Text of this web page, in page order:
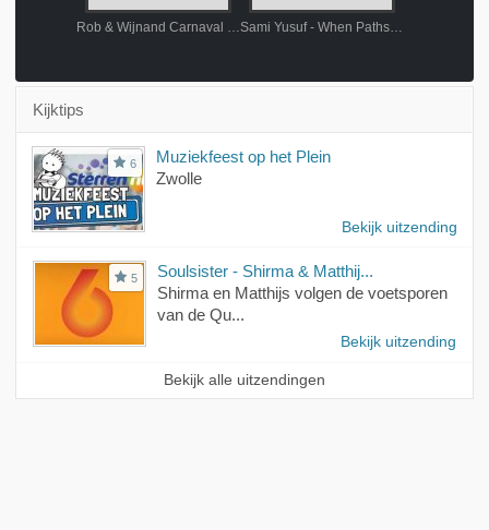
Rob & Wijnand Carnaval Countdown 2024 Sami Yusuf - When Paths Meet
Kijktips
6
Muziekfeest op het Plein
Zwolle
Bekijk uitzending
5
Soulsister - Shirma & Matthij...
Shirma en Matthijs volgen de voetsporen
van de Qu...
Bekijk uitzending
Bekijk alle uitzendingen